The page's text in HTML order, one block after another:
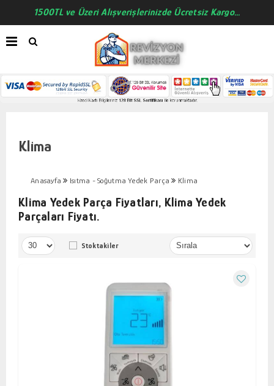
1500TL ve Üzeri Alışverişlerinizde Ücretsiz Kargo...
Klima
Anasayfa Isıtma - Soğutma Yedek Parça Klima
Klima Yedek Parça Fiyatları, Klima Yedek
Parçaları Fiyatı.
Stoktakiler